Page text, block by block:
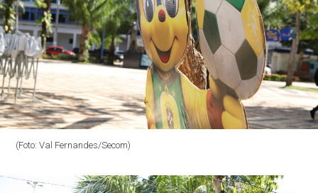
(Foto: Val Fernandes/Secom)